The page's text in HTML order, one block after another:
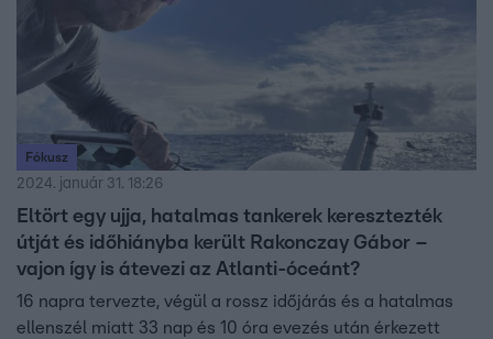
Fókusz
2024. január 31. 18:26
Eltört egy ujja, hatalmas tankerek keresztezték
útját és időhiányba került Rakonczay Gábor –
vajon így is átevezi az Atlanti-óceánt?
16 napra tervezte, végül a rossz időjárás és a hatalmas
ellenszél miatt 33 nap és 10 óra evezés után érkezett